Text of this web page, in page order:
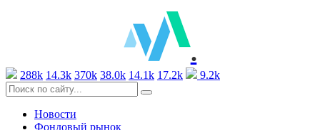
.
288k 14.3k 370k 38.0k 14.1k 17.2k 9.2k
Новости
Фондовый рынок